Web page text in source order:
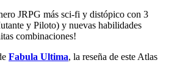
JRPG más sci-fi y distópico con 3
y Piloto) y nuevas habilidades
combinaciones!
Fabula Ultima, la reseña de este Atlas